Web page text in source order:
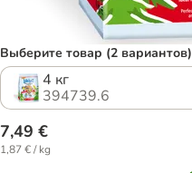
Выберите товар (2 вариантов)
4 кг
394739.6
7,49 €
1,87 € / kg